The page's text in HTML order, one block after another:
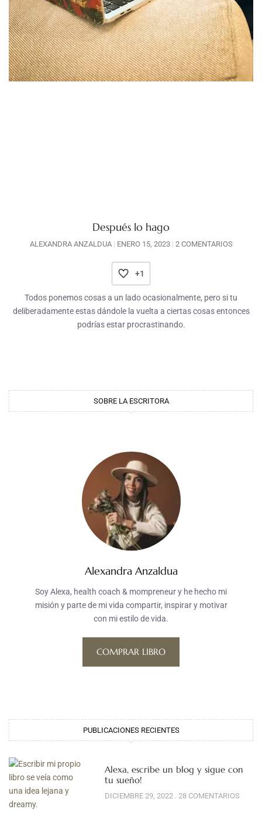
Después lo hago
ALEXANDRA ANZALDUA ENERO 15, 2023 2 COMENTARIOS
+1
Todos ponemos cosas a un lado ocasionalmente, pero si tu
deliberadamente estas dándole la vuelta a ciertas cosas entonces
podrías estar procrastinando.
SOBRE LA ESCRITORA
Alexandra Anzaldua
Soy Alexa, health coach & mompreneur y he hecho mi
misión y parte de mi vida compartir, inspirar y motivar
con mi estilo de vida.
COMPRAR LIBRO
PUBLICACIONES RECIENTES
Alexa, escribe un blog y sigue con
tu sueño!
DICIEMBRE 29, 2022 28 COMENTARIOS